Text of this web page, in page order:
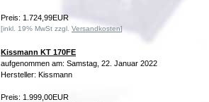
Preis: 1.724,99EUR
[inkl. 19% MwSt zzgl. Versandkosten]
Kissmann KT 170FE
aufgenommen am: Samstag, 22. Januar 2022
Hersteller: Kissmann
Preis: 1.999,00EUR